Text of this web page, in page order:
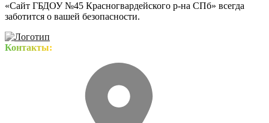
«Сайт ГБДОУ №45 Красногвардейского р-на СПб» всегда
заботится о вашей безопасности.
Контакты: